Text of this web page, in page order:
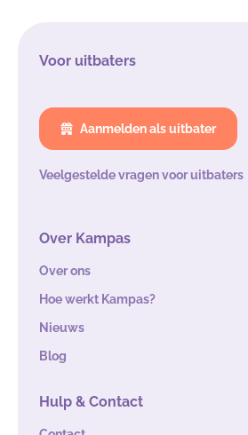
Voor uitbaters
Aanmelden als uitbater
Veelgestelde vragen voor uitbaters
Over Kampas
Over ons
Hoe werkt Kampas?
Nieuws
Blog
Hulp & Contact